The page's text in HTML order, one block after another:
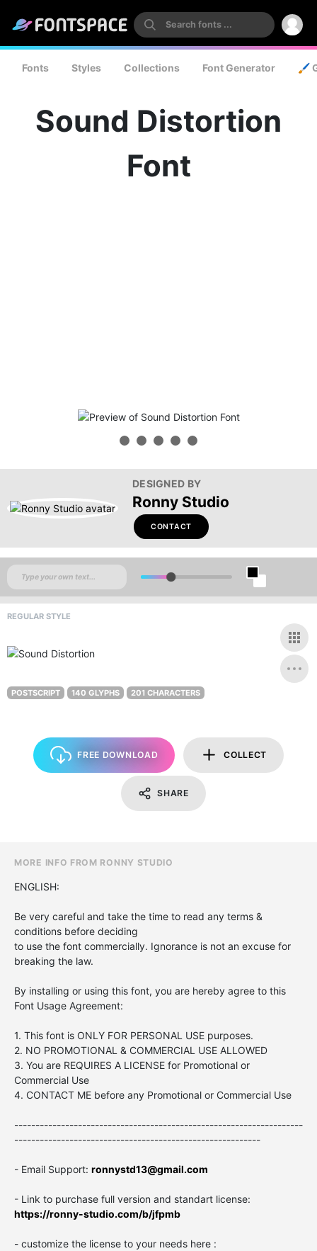
Fonts Styles Collections Font Generator 🖌️
Sound Distortion
Font
DESIGNED BY
Ronny Studio
CONTACT
REGULAR STYLE
POSTSCRIPT 140 GLYPHS 201 CHARACTERS
FREE DOWNLOAD COLLECT
SHARE
MORE INFO FROM RONNY STUDIO
ENGLISH:
Be very careful and take the time to read any terms &
conditions before deciding
to use the font commercially. Ignorance is not an excuse for
breaking the law.
By installing or using this font, you are hereby agree to this
Font Usage Agreement:
1. This font is ONLY FOR PERSONAL USE purposes.
2. NO PROMOTIONAL & COMMERCIAL USE ALLOWED
3. You are REQUIRES A LICENSE for Promotional or
Commercial Use
4. CONTACT ME before any Promotional or Commercial Use
--------------------------------------------------------------------
----------------------------------------------------------
- Email Support: ronnystd13@gmail.com
- Link to purchase full version and standart license:
https://ronny-studio.com/b/jfpmb
- customize the license to your needs here :